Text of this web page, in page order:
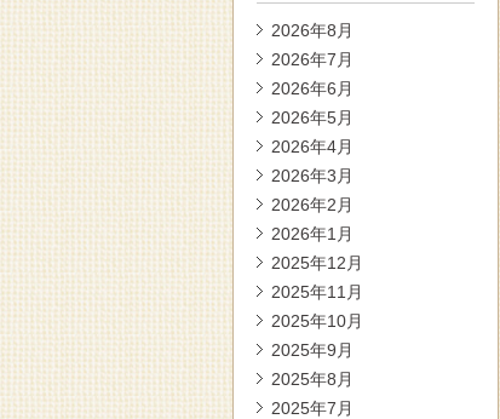
2026年8月
2026年7月
2026年6月
2026年5月
2026年4月
2026年3月
2026年2月
2026年1月
2025年12月
2025年11月
2025年10月
2025年9月
2025年8月
2025年7月